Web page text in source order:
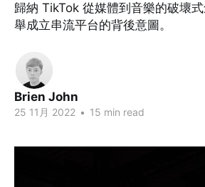
歸納 TikTok 從媒體到音樂的破壞
舉成立串流平台的背後意圖。
Brien John
25 11月 2022 • 15 min read